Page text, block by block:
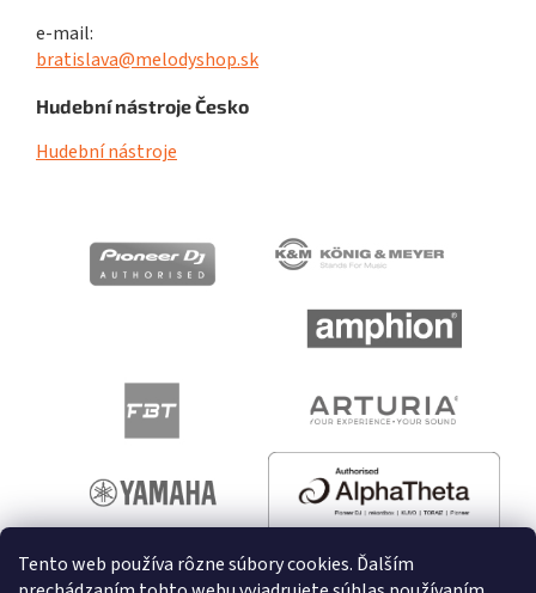
Tento web používa rôzne súbory cookies. Ďalším
e-mail:
bratislava@melodyshop.sk
Hudební nástroje Česko
Hudební nástroje